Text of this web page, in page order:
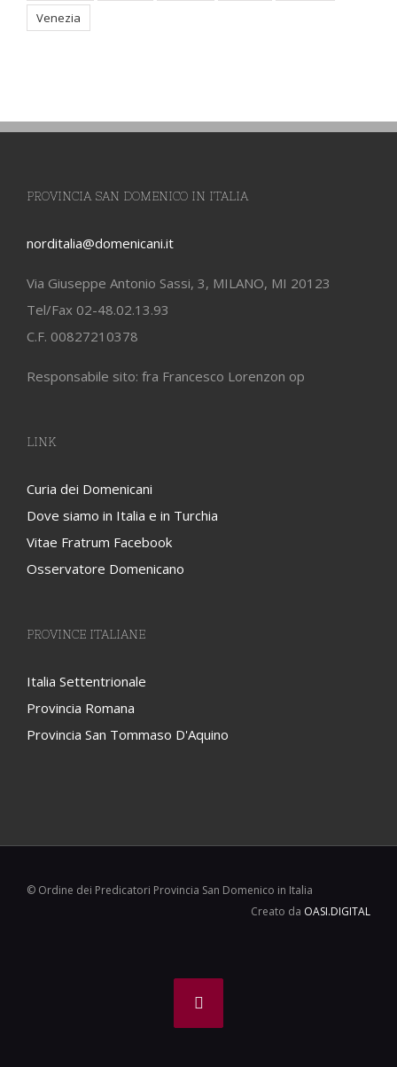
Venezia
PROVINCIA SAN DOMENICO IN ITALIA
norditalia@domenicani.it
Via Giuseppe Antonio Sassi, 3, MILANO, MI 20123
Tel/Fax 02-48.02.13.93
C.F. 00827210378
Responsabile sito: fra Francesco Lorenzon op
LINK
Curia dei Domenicani
Dove siamo in Italia e in Turchia
Vitae Fratrum Facebook
Osservatore Domenicano
PROVINCE ITALIANE
Italia Settentrionale
Provincia Romana
Provincia San Tommaso D'Aquino
© Ordine dei Predicatori Provincia San Domenico in Italia
Creato da OASI.DIGITAL